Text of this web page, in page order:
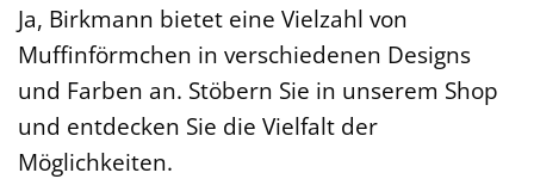
Ja, Birkmann bietet eine Vielzahl von
Muffinförmchen in verschiedenen Designs
und Farben an. Stöbern Sie in unserem Shop
und entdecken Sie die Vielfalt der
Möglichkeiten.